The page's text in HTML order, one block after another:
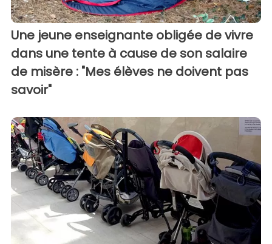
Une jeune enseignante obligée de vivre
dans une tente à cause de son salaire
de misère : "Mes élèves ne doivent pas
savoir"